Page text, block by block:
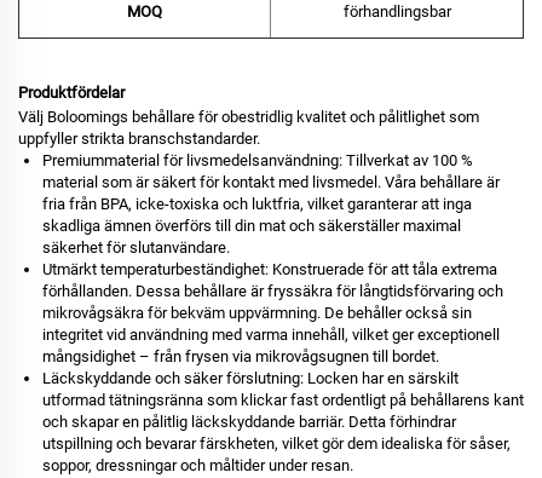
MOQ förhandlingsbar
Produktfördelar
Välj Boloomings behållare för obestridlig kvalitet och pålitlighet som
uppfyller strikta branschstandarder.
Premiummaterial för livsmedelsanvändning: Tillverkat av 100 %
material som är säkert för kontakt med livsmedel. Våra behållare är
fria från BPA, icke-toxiska och luktfria, vilket garanterar att inga
skadliga ämnen överförs till din mat och säkerställer maximal
säkerhet för slutanvändare.
Utmärkt temperaturbeständighet: Konstruerade för att tåla extrema
förhållanden. Dessa behållare är fryssäkra för långtidsförvaring och
mikrovågsäkra för bekväm uppvärmning. De behåller också sin
integritet vid användning med varma innehåll, vilket ger exceptionell
mångsidighet – från frysen via mikrovågsugnen till bordet.
Läckskyddande och säker förslutning: Locken har en särskilt
utformad tätningsränna som klickar fast ordentligt på behållarens kant
och skapar en pålitlig läckskyddande barriär. Detta förhindrar
utspillning och bevarar färskheten, vilket gör dem idealiska för såser,
soppor, dressningar och måltider under resan.